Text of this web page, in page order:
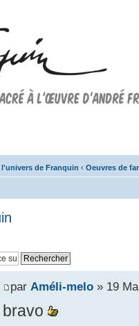
de Franquin ‹ Oeuvres de
par Améli-melo» 19
bravo